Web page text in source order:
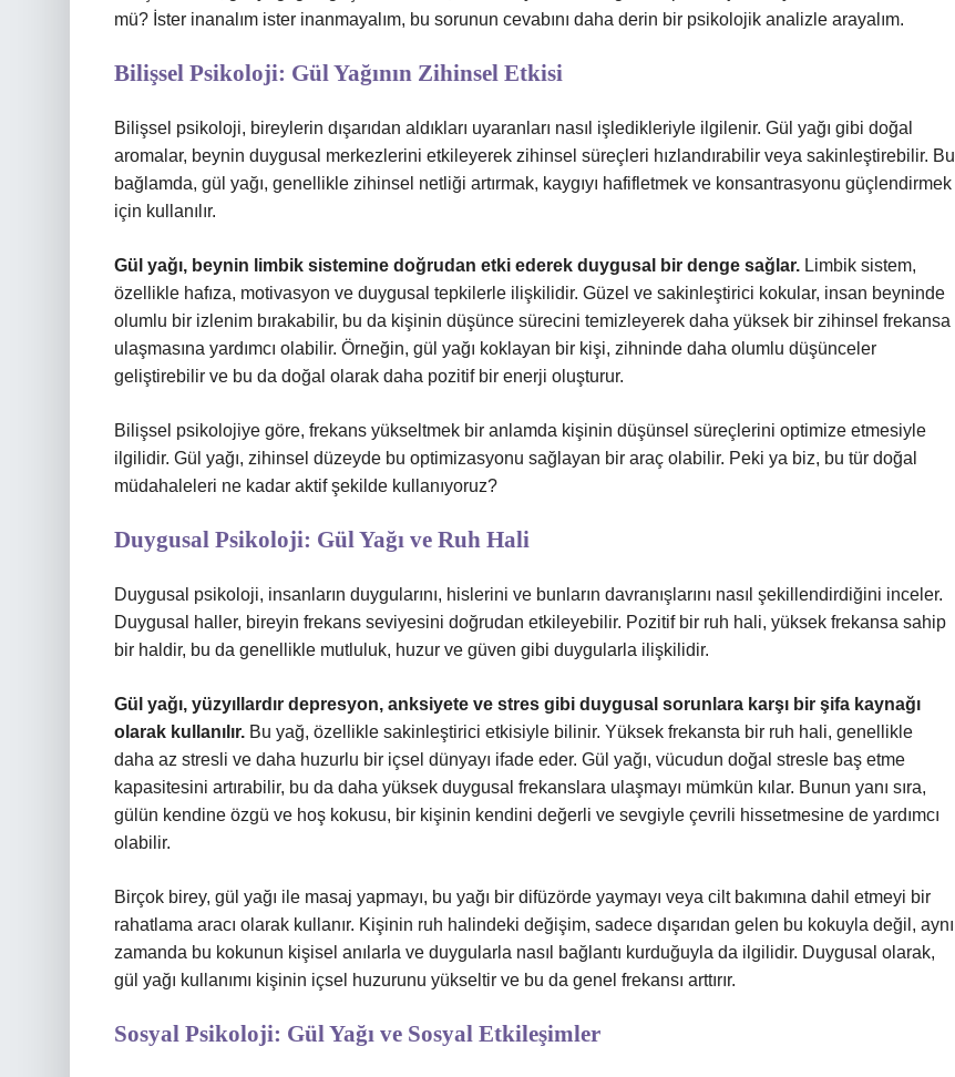
mü? İster inanalım ister inanmayalım, bu sorunun cevabını daha derin bir psikolojik analizle arayalım.
Bilişsel Psikoloji: Gül Yağının Zihinsel Etkisi
Bilişsel psikoloji, bireylerin dışarıdan aldıkları uyaranları nasıl işledikleriyle ilgilenir. Gül yağı gibi doğal
aromalar, beynin duygusal merkezlerini etkileyerek zihinsel süreçleri hızlandırabilir veya sakinleştirebilir. Bu
bağlamda, gül yağı, genellikle zihinsel netliği artırmak, kaygıyı hafifletmek ve konsantrasyonu güçlendirmek
için kullanılır.
Gül yağı, beynin limbik sistemine doğrudan etki ederek duygusal bir denge sağlar. Limbik sistem,
özellikle hafıza, motivasyon ve duygusal tepkilerle ilişkilidir. Güzel ve sakinleştirici kokular, insan beyninde
olumlu bir izlenim bırakabilir, bu da kişinin düşünce sürecini temizleyerek daha yüksek bir zihinsel frekansa
ulaşmasına yardımcı olabilir. Örneğin, gül yağı koklayan bir kişi, zihninde daha olumlu düşünceler
geliştirebilir ve bu da doğal olarak daha pozitif bir enerji oluşturur.
Bilişsel psikolojiye göre, frekans yükseltmek bir anlamda kişinin düşünsel süreçlerini optimize etmesiyle
ilgilidir. Gül yağı, zihinsel düzeyde bu optimizasyonu sağlayan bir araç olabilir. Peki ya biz, bu tür doğal
müdahaleleri ne kadar aktif şekilde kullanıyoruz?
Duygusal Psikoloji: Gül Yağı ve Ruh Hali
Duygusal psikoloji, insanların duygularını, hislerini ve bunların davranışlarını nasıl şekillendirdiğini inceler.
Duygusal haller, bireyin frekans seviyesini doğrudan etkileyebilir. Pozitif bir ruh hali, yüksek frekansa sahip
bir haldir, bu da genellikle mutluluk, huzur ve güven gibi duygularla ilişkilidir.
Gül yağı, yüzyıllardır depresyon, anksiyete ve stres gibi duygusal sorunlara karşı bir şifa kaynağı
olarak kullanılır. Bu yağ, özellikle sakinleştirici etkisiyle bilinir. Yüksek frekansta bir ruh hali, genellikle
daha az stresli ve daha huzurlu bir içsel dünyayı ifade eder. Gül yağı, vücudun doğal stresle baş etme
kapasitesini artırabilir, bu da daha yüksek duygusal frekanslara ulaşmayı mümkün kılar. Bunun yanı sıra,
gülün kendine özgü ve hoş kokusu, bir kişinin kendini değerli ve sevgiyle çevrili hissetmesine de yardımcı
olabilir.
Birçok birey, gül yağı ile masaj yapmayı, bu yağı bir difüzörde yaymayı veya cilt bakımına dahil etmeyi bir
rahatlama aracı olarak kullanır. Kişinin ruh halindeki değişim, sadece dışarıdan gelen bu kokuyla değil, aynı
zamanda bu kokunun kişisel anılarla ve duygularla nasıl bağlantı kurduğuyla da ilgilidir. Duygusal olarak,
gül yağı kullanımı kişinin içsel huzurunu yükseltir ve bu da genel frekansı arttırır.
Sosyal Psikoloji: Gül Yağı ve Sosyal Etkileşimler